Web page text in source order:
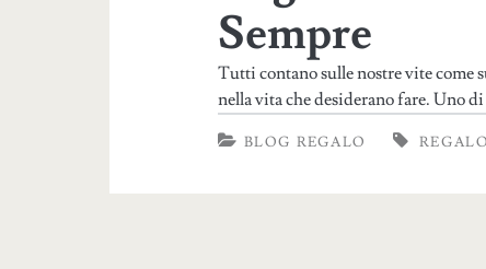
Sempre
Tutti contano sulle nostre vite come
nella vita che desiderano fare. Uno
BLOG REGALO